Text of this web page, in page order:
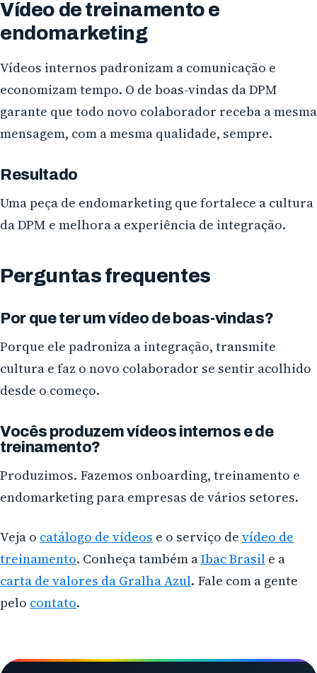
Vídeo de treinamento e
endomarketing
Vídeos internos padronizam a comunicação e
economizam tempo. O de boas-vindas da DPM
garante que todo novo colaborador receba a mesma
mensagem, com a mesma qualidade, sempre.
Resultado
Uma peça de endomarketing que fortalece a cultura
da DPM e melhora a experiência de integração.
Perguntas frequentes
Por que ter um vídeo de boas-vindas?
Porque ele padroniza a integração, transmite
cultura e faz o novo colaborador se sentir acolhido
desde o começo.
Vocês produzem vídeos internos e de
treinamento?
Produzimos. Fazemos onboarding, treinamento e
endomarketing para empresas de vários setores.
Veja o catálogo de vídeos e o serviço de vídeo de
treinamento. Conheça também aIbac Brasil e a
carta de valores da Gralha Azul. Fale com a gente
pelo contato.